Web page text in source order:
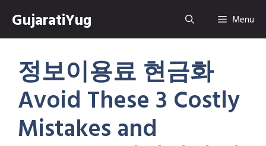
content
GujaratiYug Menu
정보이용료 현금화
Avoid These 3 Costly
Mistakes and